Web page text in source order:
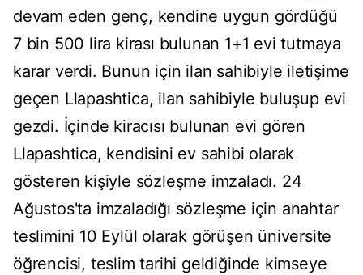
devam eden genç, kendine uygun gördüğü
7 bin 500 lira kirası bulunan 1+1 evi tutmaya
karar verdi. Bunun için ilan sahibiyle iletişime
geçen Llapashtica, ilan sahibiyle buluşup evi
gezdi. İçinde kiracısı bulunan evi gören
Llapashtica, kendisini ev sahibi olarak
gösteren kişiyle sözleşme imzaladı. 24
Ağustos'ta imzaladığı sözleşme için anahtar
teslimini 10 Eylül olarak görüşen üniversite
öğrencisi, teslim tarihi geldiğinde kimseye